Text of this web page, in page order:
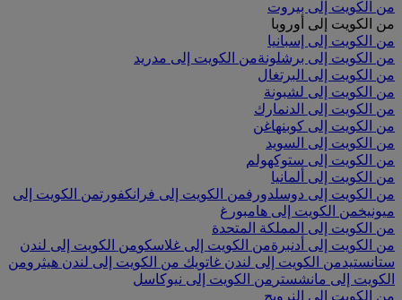
من الكويت إلى بيروت
من الكويت إلى أوروبا
من الكويت إلى إسبانيا
من الكويت إلى برشلونةمن الكويت إلى مدريد
من الكويت إلى البرتغال
من الكويت إلى لشبونة
من الكويت إلى الدنمارك
من الكويت إلى كوبنهاغن
من الكويت إلى السويد
من الكويت إلى ستوكهولم
من الكويت إلى ألمانيا
من الكويت إلى دوسلدورفمن الكويت إلى فرانكفورتمن الكويت إلى
ميونيخمن الكويت إلى هامبورغ
من الكويت إلى المملكة المتحدة
من الكويت إلى أدنبرةمن الكويت إلى غلاسكومن الكويت إلى لندن
ستانستيدمن الكويت إلى لندن غاتويك من الكويت إلى لندن هيثرومن
الكويت إلى مانشستر من الكويت إلى نيوكاسل
من الكويت إلى النرويج